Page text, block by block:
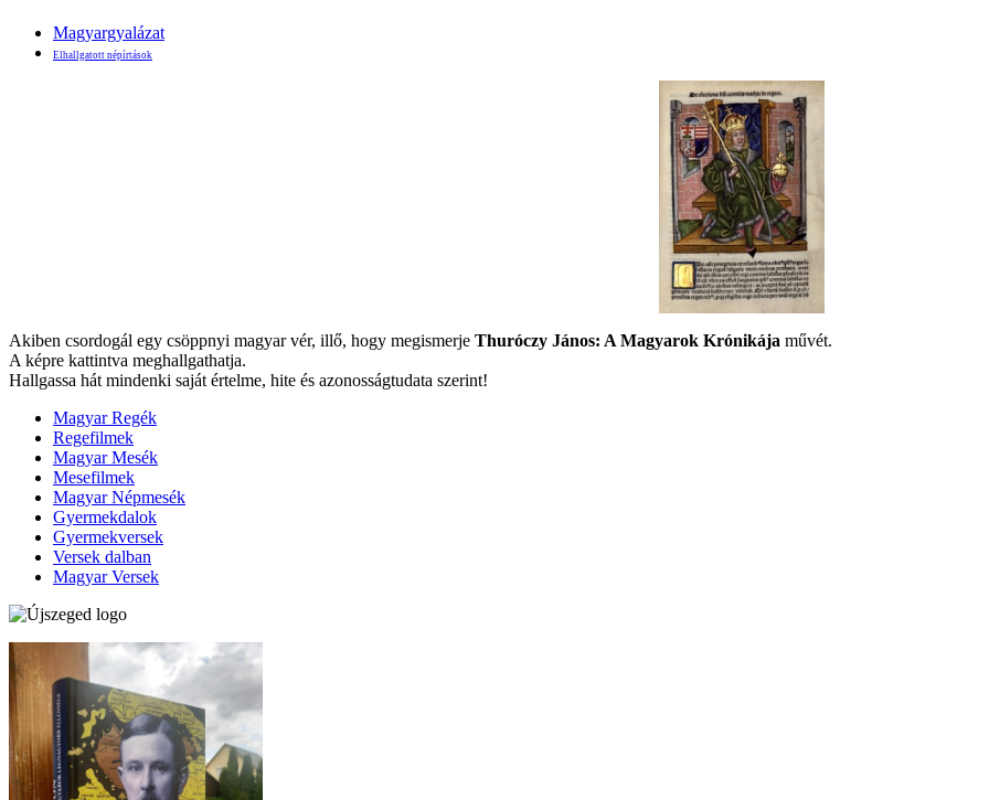
Magyargyalázat
Elhallgatott népírtások
Akiben csordogál egy csöppnyi magyar vér, illő, hogy megismerje Thuróczy János: A Magyarok Krónikája művét.
A képre kattintva meghallgathatja.
Hallgassa hát mindenki saját értelme, hite és azonosságtudata szerint!
Magyar Regék
Regefilmek
Magyar Mesék
Mesefilmek
Magyar Népmesék
Gyermekdalok
Gyermekversek
Versek dalban
Magyar Versek